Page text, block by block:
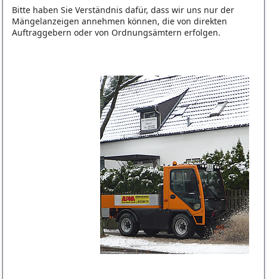
Bitte haben Sie Verständnis dafür, dass wir uns nur der
Mängelanzeigen annehmen können, die von direkten
Auftraggebern oder von Ordnungsämtern erfolgen.